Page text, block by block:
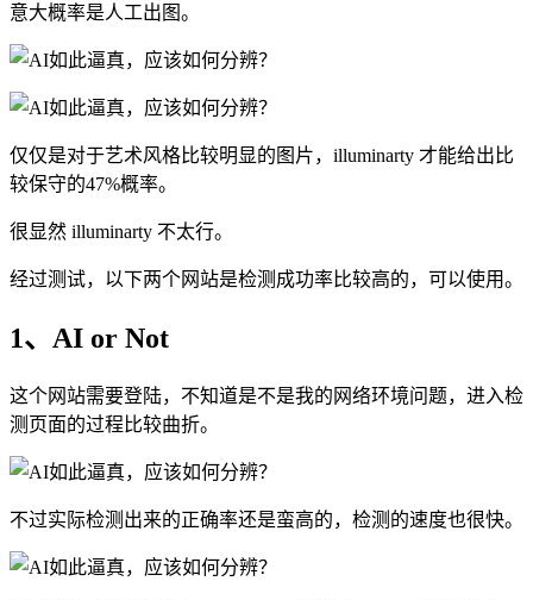
意大概率是人工出图。
仅仅是对于艺术风格比较明显的图片，illuminarty 才能给出比
较保守的47%概率。
很显然 illuminarty 不太行。
经过测试，以下两个网站是检测成功率比较高的，可以使用。
1、AI or Not
这个网站需要登陆，不知道是不是我的网络环境问题，进入检
测页面的过程比较曲折。
不过实际检测出来的正确率还是蛮高的，检测的速度也很快。